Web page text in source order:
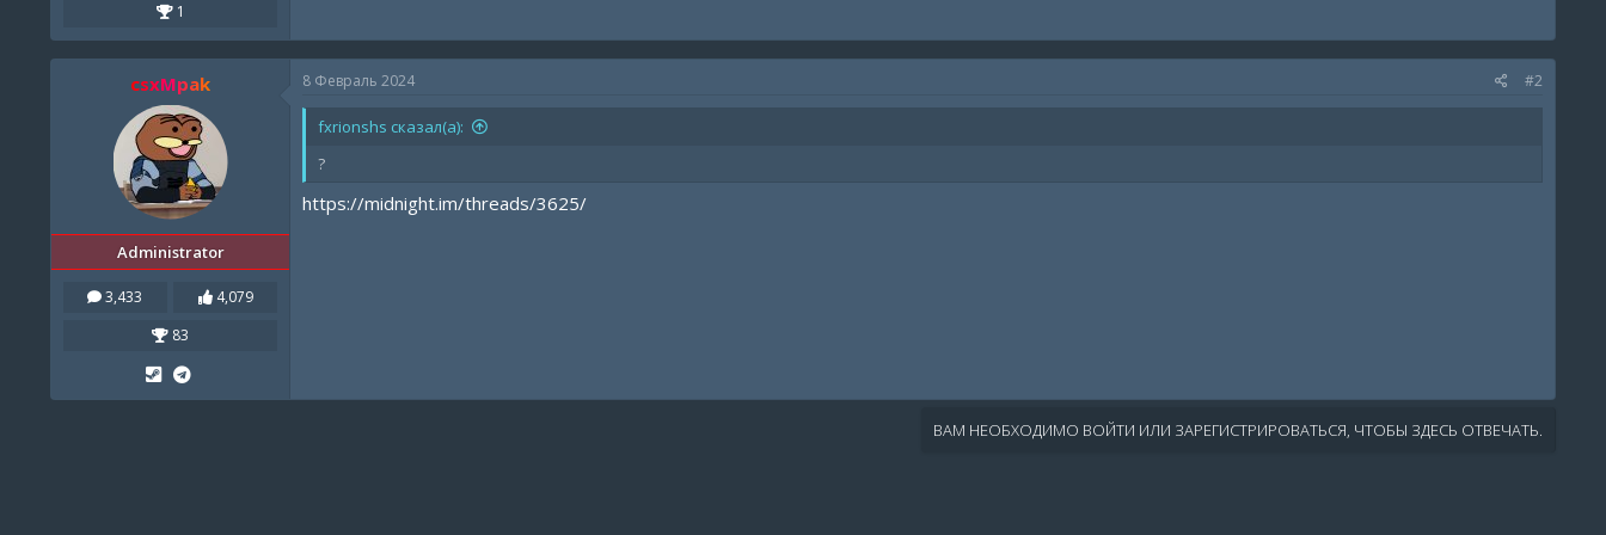
1
csxMpak
Administrator
3,433
4,079
83
8 Февраль 2024 #2
fxrionshs сказал(а):
?
https://midnight.im/threads/3625/
ВАМ НЕОБХОДИМО ВОЙТИ ИЛИ ЗАРЕГИСТРИРОВАТЬСЯ, ЧТОБЫ ЗДЕСЬ ОТВЕЧАТЬ.